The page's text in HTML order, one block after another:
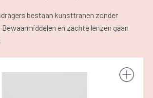
bestaan kunsttranen zonder
en zachte lenzen gaan